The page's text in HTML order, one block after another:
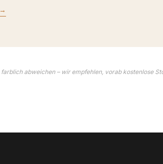
abweichen – wir empfehlen, vorab kostenlose